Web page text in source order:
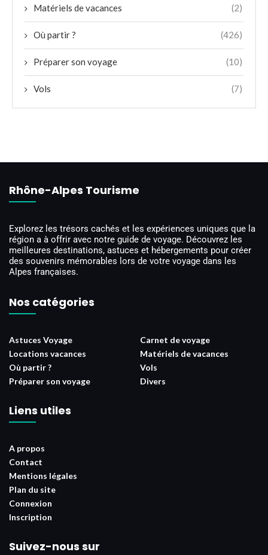
Matériels de vacances (2)
Où partir ? (426)
Préparer son voyage (10)
Vols (7)
Rhône-Alpes Tourisme
Explorez les trésors cachés et les expériences uniques que la
région a à offrir avec notre guide de voyage. Découvrez les
meilleures destinations, astuces et hébergements pour créer
des souvenirs mémorables lors de votre voyage dans les
Alpes françaises.
Nos catégories
Astuces Voyage
Carnet de voyage
Locations vacances
Matériels de vacances
Où partir ?
Vols
Préparer son voyage
Divers
Liens utiles
A propos
Contact
Mentions légales
Plan du site
Connexion
Inscription
Suivez-nous sur